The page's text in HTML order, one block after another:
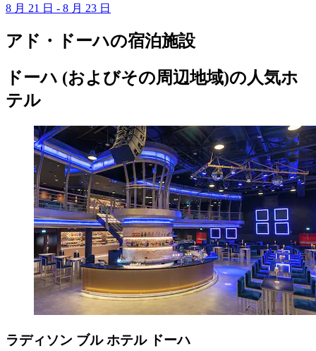
8 月 21 日 - 8 月 23 日
アド・ドーハの宿泊施設
ドーハ (およびその周辺地域)の人気ホ
テル
ラディソン ブル ホテル ドーハ